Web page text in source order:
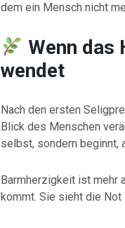
dem ein Mensch nicht
Wenn das
wendet
Nach den ersten
Blick des Menschen
selbst, sondern beginnt,
Barmherzigkeit ist mehr
kommt. Sie sieht die Not